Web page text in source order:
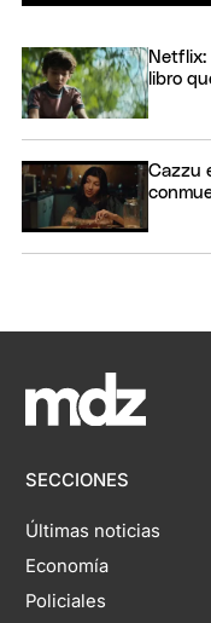
Netflix:
libro
Cazzu
SECCIONES
Últimas noticias
Economía
Policiales